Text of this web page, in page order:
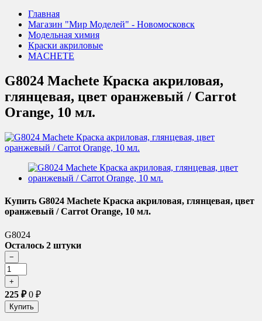
Главная
Магазин "Мир Моделей" - Новомосковск
Модельная химия
Краски акриловые
MACHETE
G8024 Machete Краска акриловая,
глянцевая, цвет оранжевый / Carrot
Orange, 10 мл.
Купить G8024 Machete Краска акриловая, глянцевая, цвет
оранжевый / Carrot Orange, 10 мл.
G8024
Осталось 2 штуки
225 ₽0 ₽